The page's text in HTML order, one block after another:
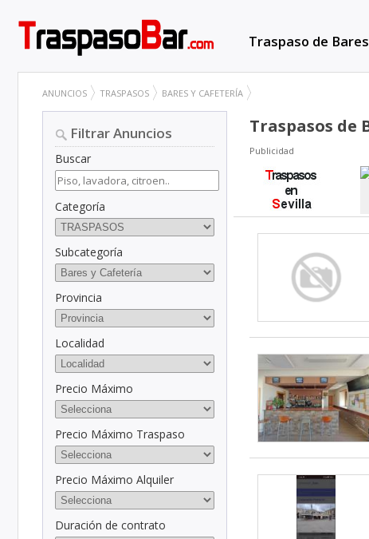
Traspaso de Bares
ANUNCIOS TRASPASOS BARES Y CAFETERÍA
Filtrar Anuncios
Buscar
Categoría
Subcategoría
Provincia
Localidad
Precio Máximo
Precio Máximo Traspaso
Precio Máximo Alquiler
Duración de contrato
Traspasos de
Publicidad